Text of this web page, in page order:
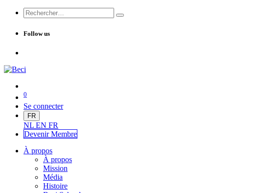
Follow us
0
Se connecter
FR
NL EN FR
Devenir Membre
À propos
À propos
Mission
Média
Histoire